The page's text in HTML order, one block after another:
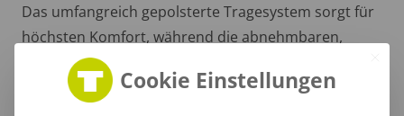
Das umfangreich gepolsterte Tragesystem sorgt für
höchsten Komfort, während die abnehmbaren,
verstellbaren Brustgurte und elastischen Schlaufen
für zusätzliche Funktionalität und Sicherheit beim
Cookie Einstellungen